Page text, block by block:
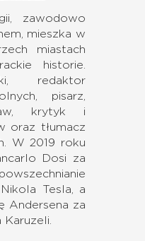
zawodowo
mieszka w
miastach
historie.
redaktor
pisarz,
krytyk i
oraz tłumacz
W 2019 roku
Dosi za
Tesla, a
Andersena za